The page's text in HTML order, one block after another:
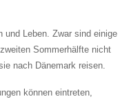
und Leben. Zwar sind einige
Sommerhälfte nicht
nach Dänemark reisen.
können eintreten,